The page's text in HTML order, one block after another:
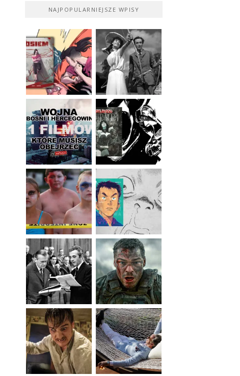
NAJPOPULARNIEJSZE WPISY